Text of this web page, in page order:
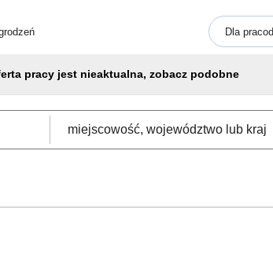
Dla
pracy jest nieaktualna, zobacz podobne